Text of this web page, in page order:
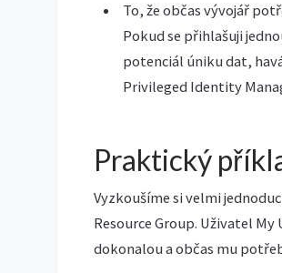
To, že občas vývojář
Pokud se přihlašuji
potenciál úniku dat,
Privileged Identity
Praktický
Vyzkoušíme si velmi
Resource Group. Uživatel
dokonalou a občas mu